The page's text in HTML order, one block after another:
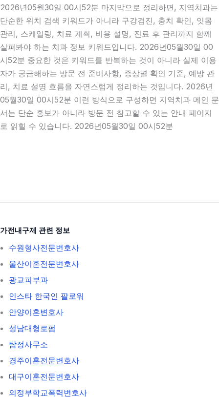
2026년05월30일 00시52분 마지막으로 정리하면, 지역치과는
단순한 위치 검색 키워드가 아니라 구강검진, 충치 확인, 잇몸
관리, 스케일링, 치료 계획, 비용 설명, 진료 후 관리까지 함께
살펴봐야 하는 치과 정보 키워드입니다. 2026년05월30일 00
시52분 중요한 것은 키워드를 반복하는 것이 아니라 실제 이용
자가 궁금해하는 방문 전 준비사항, 증상별 확인 기준, 예방 관
리, 치료 설명 흐름을 자연스럽게 정리하는 것입니다. 2026년
05월30일 00시52분 이런 방식으로 구성하면 지역치과 메인 문
서는 단순 홍보가 아니라 방문 전 참고할 수 있는 안내 페이지
로 읽힐 수 있습니다. 2026년05월30일 00시52분
가전내구제 관련 정보
수원형사전문변호사
울산이혼전문변호사
광교피부과
인스타 한국인 팔로워
안양이혼변호사
성남대형로펌
탐정사무소
경주이혼전문변호사
대구이혼전문변호사
의정부학교폭력변호사